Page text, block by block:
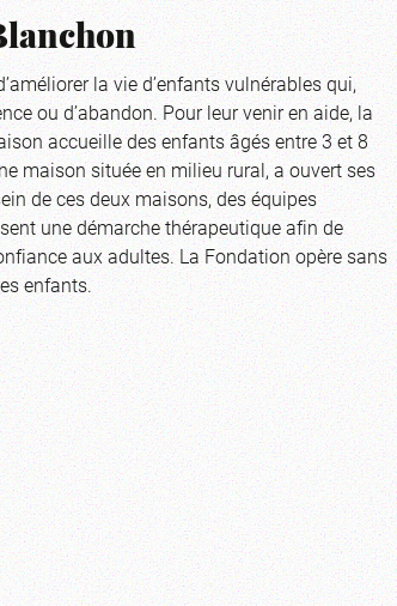
la vie d’enfants vulnérables qui,
ou d’abandon. Pour leur venir en aide, la
accueille des enfants âgés entre 3 et 8
maison située en milieu rural, a ouvert ses
de ces deux maisons, des équipes
une démarche thérapeutique afin de
aux adultes. La Fondation opère sans
enfants.